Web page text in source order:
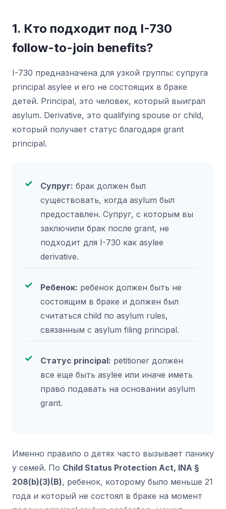
1. Кто подходит под I-730
follow-to-join benefits?
I-730 предназначена для узкой группы: супруга
principal asylee и его не состоящих в браке
детей. Principal, это человек, который выиграл
asylum. Derivative, это qualifying spouse or child,
который получает статус благодаря grant
principal.
Супруг: брак должен был
существовать, когда asylum был
предоставлен. Супруг, с которым вы
заключили брак после grant, не
подходит для I-730 как asylee
derivative.
Ребенок: ребенок должен быть не
состоящим в браке и должен был
считаться child по asylum rules,
связанным с asylum filing principal.
Статус principal: petitioner должен
все еще быть asylee или иначе иметь
право подавать на основании asylum
grant.
Именно правило о детях часто вызывает панику
у семей. По Child Status Protection Act, INA §
208(b)(3)(B), ребенок, которому было меньше 21
года и который не состоял в браке на момент